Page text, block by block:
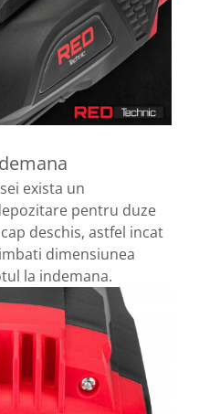
exista un
pentru duze
deschis, astfel incat
dimensiunea
la indemana.